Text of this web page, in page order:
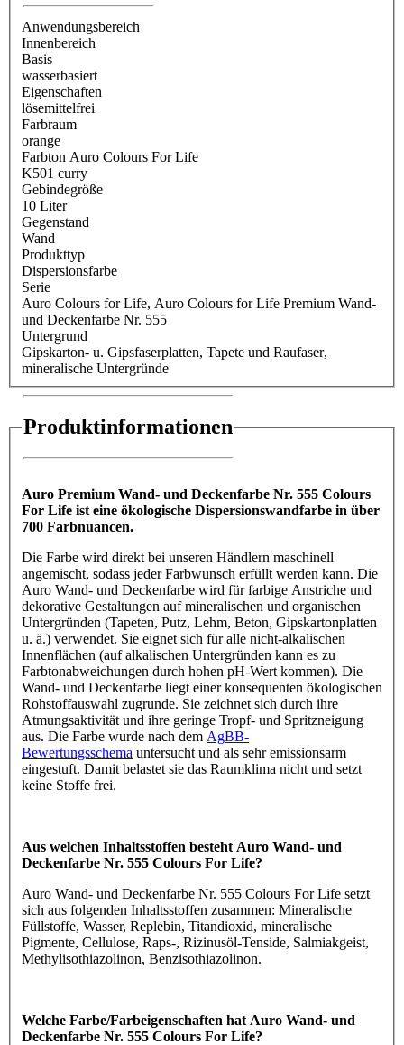
Anwendungsbereich
Innenbereich
Basis
wasserbasiert
Eigenschaften
lösemittelfrei
Farbraum
orange
Farbton Auro Colours For Life
K501 curry
Gebindegröße
10 Liter
Gegenstand
Wand
Produkttyp
Dispersionsfarbe
Serie
Auro Colours for Life, Auro Colours for Life Premium Wand-
und Deckenfarbe Nr. 555
Untergrund
Gipskarton- u. Gipsfaserplatten, Tapete und Raufaser,
mineralische Untergründe
Produktinformationen
Auro Premium Wand- und Deckenfarbe Nr. 555 Colours
For Life ist eine ökologische Dispersionswandfarbe in über
700 Farbnuancen.
Die Farbe wird direkt bei unseren Händlern maschinell
angemischt, sodass jeder Farbwunsch erfüllt werden kann. Die
Auro Wand- und Deckenfarbe wird für farbige Anstriche und
dekorative Gestaltungen auf mineralischen und organischen
Untergründen (Tapeten, Putz, Lehm, Beton, Gipskartonplatten
u. ä.) verwendet. Sie eignet sich für alle nicht-alkalischen
Innenflächen (auf alkalischen Untergründen kann es zu
Farbtonabweichungen durch hohen pH-Wert kommen). Die
Wand- und Deckenfarbe liegt einer konsequenten ökologischen
Rohstoffauswahl zugrunde. Sie zeichnet sich durch ihre
Atmungsaktivität und ihre geringe Tropf- und Spritzneigung
aus. Die Farbe wurde nach dem AgBB-
Bewertungsschema untersucht und als sehr emissionsarm
eingestuft. Damit belastet sie das Raumklima nicht und setzt
keine Stoffe frei.
Aus welchen Inhaltsstoffen besteht Auro Wand- und
Deckenfarbe Nr. 555 Colours For Life?
Auro Wand- und Deckenfarbe Nr. 555 Colours For Life setzt
sich aus folgenden Inhaltsstoffen zusammen: Mineralische
Füllstoffe, Wasser, Replebin, Titandioxid, mineralische
Pigmente, Cellulose, Raps-, Rizinusöl-Tenside, Salmiakgeist,
Methylisothiazolinon, Benzisothiazolinon.
Welche Farbe/Farbeigenschaften hat Auro Wand- und
Deckenfarbe Nr. 555 Colours For Life?